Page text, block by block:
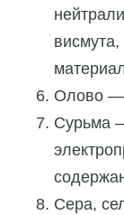
Олово —
Сурьма
Сера,